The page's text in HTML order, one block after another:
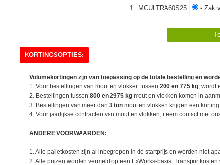
1 MCULTRA60S25 - Zak
KORTINGSOPTIES:
Volumekortingen zijn van toepassing op de totale bestelling en
1. Voor bestellingen van mout en vlokken tussen 200 en 775 kg ,
2. Bestellingen tussen 800 en 2975 kg mout en vlokken komen in
3. Bestellingen van meer dan 3 ton mout en vlokken krijgen een
4. Voor jaarlijkse contracten van mout en vlokken, neem contact met
ANDERE VOORWAARDEN:
1. Alle palletkosten zijn al inbegrepen in de startprijs en worden niet
2. Alle prijzen worden vermeld op een ExWorks-basis.